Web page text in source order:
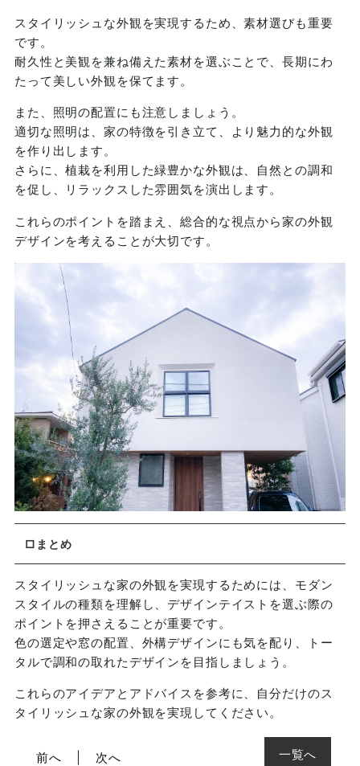
スタイリッシュな外観を実現するため、素材選びも重要
です。
耐久性と美観を兼ね備えた素材を選ぶことで、長期にわ
たって美しい外観を保てます。
また、照明の配置にも注意しましょう。
適切な照明は、家の特徴を引き立て、より魅力的な外観
を作り出します。
さらに、植栽を利用した緑豊かな外観は、自然との調和
を促し、リラックスした雰囲気を演出します。
これらのポイントを踏まえ、総合的な視点から家の外観
デザインを考えることが大切です。
□まとめ
スタイリッシュな家の外観を実現するためには、モダン
スタイルの種類を理解し、デザインテイストを選ぶ際の
ポイントを押さえることが重要です。
色の選定や窓の配置、外構デザインにも気を配り、トー
タルで調和の取れたデザインを目指しましょう。
これらのアイデアとアドバイスを参考に、自分だけのス
タイリッシュな家の外観を実現してください。
一覧へ
前へ 次へ